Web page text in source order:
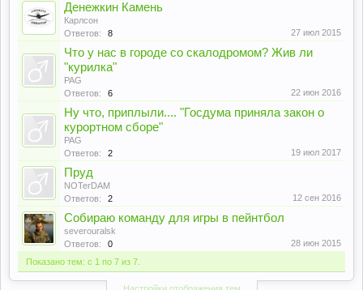
Денежкин Камень
Карлсон
Ответов:
8 27 июл 2015
Что у нас в городе со скалодромом? Жив ли
"курилка"
PAG
Ответов:
6 22 июн 2016
Ну что, приплыли.... "Госдума приняла закон о
курортном сборе"
PAG
Ответов:
2 19 июл 2017
Пруд
NOTerDAM
Ответов:
2 12 сен 2016
Собираю команду для игры в пейнтбол
severouralsk
Ответов:
0
28 июн 2015
Показано тем: с 1 по 7 из 7.